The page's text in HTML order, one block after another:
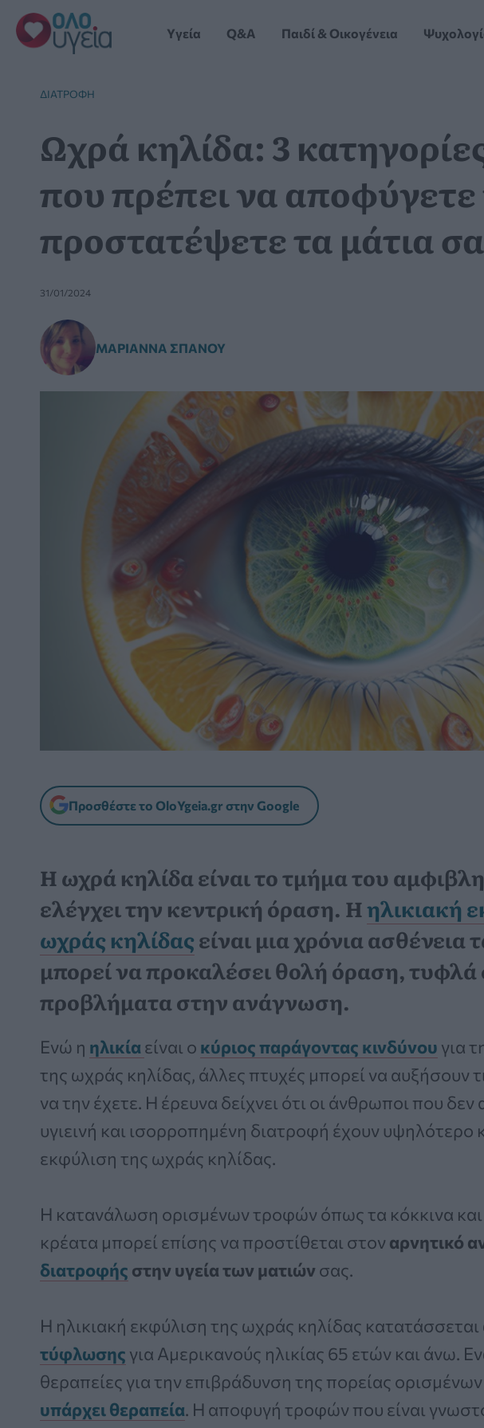
Μετάβαση
στο
περιεχόμενο
Yγεία Q&A Παιδί & Οικογένεια
ΔΙΑΤΡΟΦΉ
Ωχρά κηλίδα: 3
που πρέπει να αποφύγετε
προστατέψετε τα μάτια
31/01/2024
ΜΑΡΙΆΝΝΑ ΣΠΑΝΟΎ
Προσθέστε το OloYgeia.gr στην Google
Η ωχρά κηλίδα είναι το τμήμα του
ελέγχει την κεντρική όραση. Ηηλικιακή
ωχράς κηλίδαςείναι μια χρόνια ασθένεια
μπορεί να προκαλέσει θολή όραση, τυφλά
προβλήματα στην ανάγνωση.
Ενώ η ηλικία είναι ο κύριος παράγοντας κινδύνου για
της ωχράς κηλίδας, άλλες πτυχές μπορεί να αυξήσουν
να την έχετε. Η έρευνα δείχνει ότι οι άνθρωποι που
υγιεινή και ισορροπημένη διατροφή έχουν υψηλότερο
εκφύλιση της ωχράς κηλίδας.
Η κατανάλωση ορισμένων τροφών όπως τα κόκκινα
κρέατα μπορεί επίσης να προστίθεται στον αρνητικό
διατροφής στην υγεία των ματιών σας.
Η ηλικιακή εκφύλιση της ωχράς κηλίδας κατατάσσεται
τύφλωσης για Αμερικανούς ηλικίας 65 ετών και άνω.
θεραπείες για την επιβράδυνση της πορείας
υπάρχει θεραπεία. Η αποφυγή τροφών που είναι